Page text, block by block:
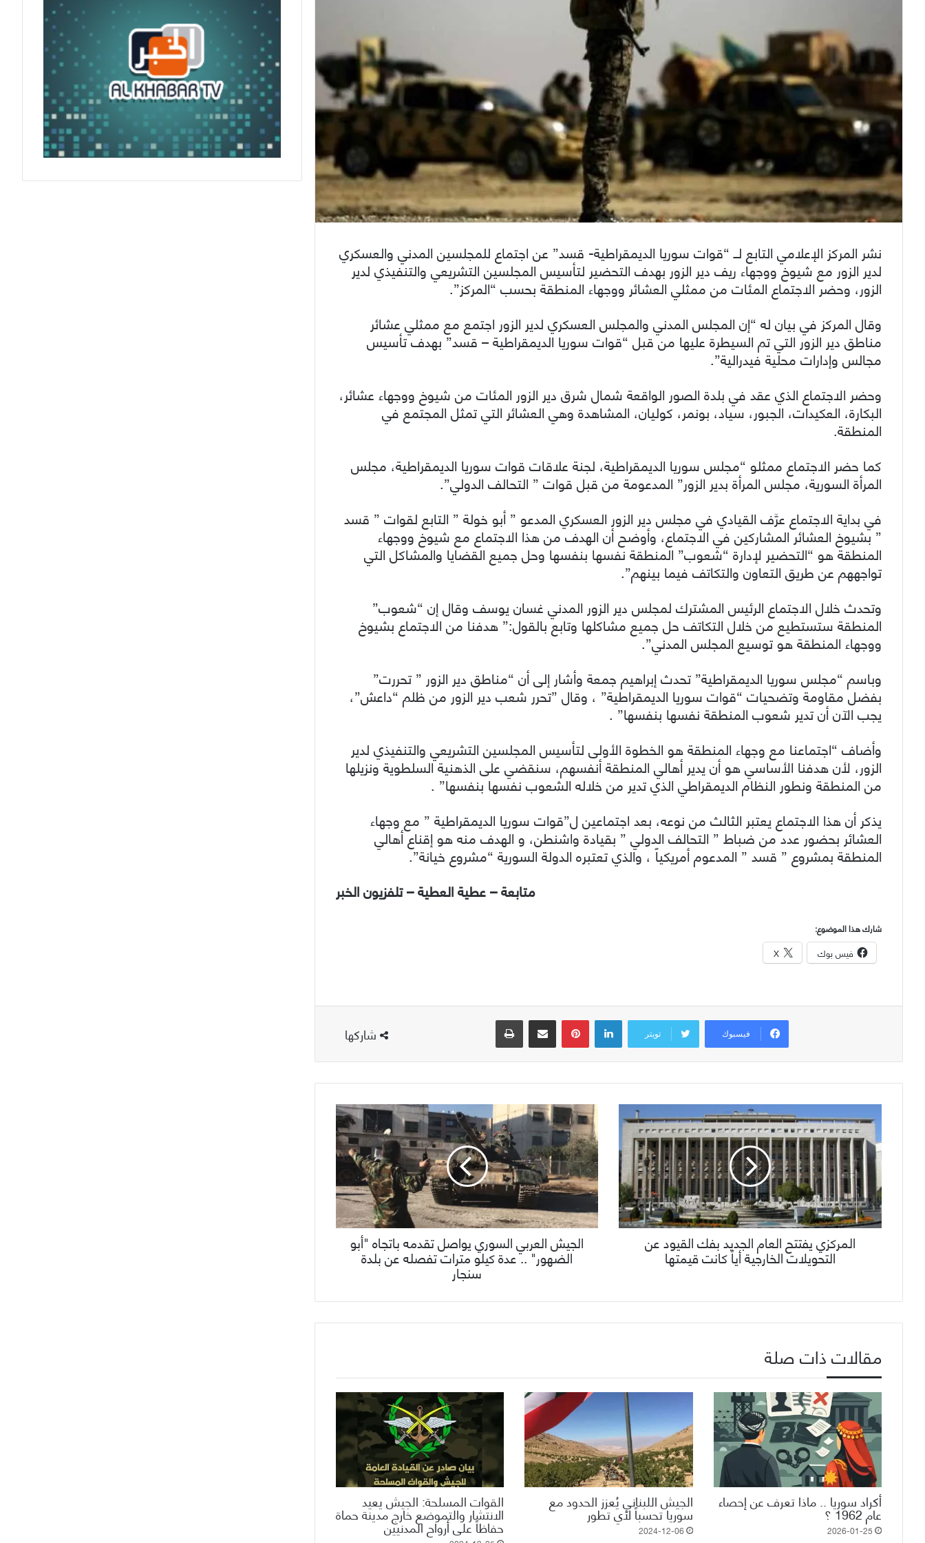
نشر المركز الإعلامي التابع لــ “قوات سوريا الديمقراطية- قسد” عن اجتماع للمجلسين المدني والعسكري
لدير الزور مع شيوخ ووجهاء ريف دير الزور بهدف التحضير لتأسيس المجلسين التشريعي والتنفيذي لدير
الزور، وحضر الاجتماع المئات من ممثلي العشائر ووجهاء المنطقة بحسب “المركز”.
وقال المركز في بيان له “إن المجلس المدني والمجلس العسكري لدير الزور اجتمع مع ممثلي عشائر
مناطق دير الزور التي تم السيطرة عليها من قبل “قوات سوريا الديمقراطية – قسد” بهدف تأسيس
مجالس وإدارات محلية فيدرالية”.
وحضر الاجتماع الذي عقد في بلدة الصور الواقعة شمال شرق دير الزور المئات من شيوخ ووجهاء عشائر،
البكارة، العكيدات، الجبور، سياد، بونمر، كوليان، المشاهدة وهي العشائر التي تمثل المجتمع في
المنطقة.
كما حضر الاجتماع ممثلو “مجلس سوريا الديمقراطية، لجنة علاقات قوات سوريا الديمقراطية، مجلس
المرأة السورية، مجلس المرأة بدير الزور” المدعومة من قبل قوات ” التحالف الدولي”.
في بداية الاجتماع عرَّف القيادي في مجلس دير الزور العسكري المدعو ” أبو خولة ” التابع لقوات ” قسد
” بشيوخ العشائر المشاركين في الاجتماع، وأوضح أن الهدف من هذا الاجتماع مع شيوخ ووجهاء
المنطقة هو “التحضير لإدارة “شعوب” المنطقة نفسها بنفسها وحل جميع القضايا والمشاكل التي
تواجههم عن طريق التعاون والتكاتف فيما بينهم”.
وتحدث خلال الاجتماع الرئيس المشترك لمجلس دير الزور المدني غسان يوسف وقال إن “شعوب”
المنطقة ستستطيع من خلال التكاتف حل جميع مشاكلها وتابع بالقول:” هدفنا من الاجتماع بشيوخ
ووجهاء المنطقة هو توسيع المجلس المدني”.
وباسم “مجلس سوريا الديمقراطية” تحدث إبراهيم جمعة وأشار إلى أن “مناطق دير الزور ” تحررت”
بفضل مقاومة وتضحيات “قوات سوريا الديمقراطية” ، وقال ”تحرر شعب دير الزور من ظلم “داعش”،
يجب الآن أن تدير شعوب المنطقة نفسها بنفسها” .
وأضاف “اجتماعنا مع وجهاء المنطقة هو الخطوة الأولى لتأسيس المجلسين التشريعي والتنفيذي لدير
الزور، لأن هدفنا الأساسي هو أن يدير أهالي المنطقة أنفسهم، سنقضي على الذهنية السلطوية ونزيلها
من المنطقة ونطور النظام الديمقراطي الذي تدير من خلاله الشعوب نفسها بنفسها” .
يذكر أن هذا الاجتماع يعتبر الثالث من نوعه، بعد اجتماعين ل”قوات سوريا الديمقراطية ” مع وجهاء
العشائر بحضور عدد من ضباط ” التحالف الدولي ” بقيادة واشنطن، و الهدف منه هو إقناع أهالي
المنطقة بمشروع ” قسد ” المدعوم أمريكياً ، والذي تعتبره الدولة السورية “مشروع خيانة”.
متابعة – عطية العطية – تلفزيون الخبر
شارك هذا الموضوع:
فيس بوك X
شاركها فيسبوك تويتر
لينكدإن بينتيريست مشاركة عبر البريد طباعة
المركزي يفتتح العام الجديد بفك القيود عن
التحويلات الخارجية أياً كانت قيمتها
الجيش العربي السوري يواصل تقدمه باتجاه "أبو
الضهور" .. عدة كيلو مترات تفصله عن بلدة
سنجار
مقالات ذات صلة
أكراد سوريا .. ماذا تعرف عن إحصاء
عام 1962 ؟
2026-01-25
الجيش اللبناني يُعزز الحدود مع
سوريا تحسباً لأي تطور
2024-12-06
القوات المسلحة: الجيش يعيد
الانتشار والتموضع خارج مدينة حماة
حفاظاً على أرواح المدنيين